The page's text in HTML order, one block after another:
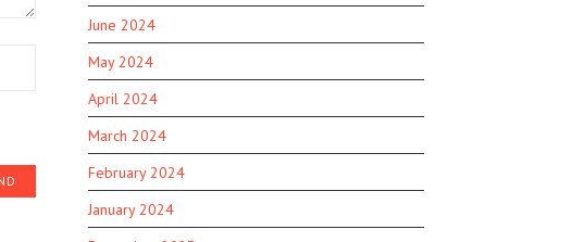
June 2024
May 2024
April 2024
March 2024
February 2024
January 2024